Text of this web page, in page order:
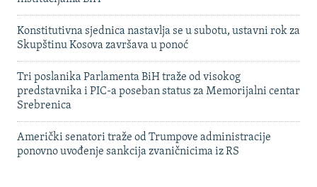
Konstitutivna sjednica nastavlja se u subotu, ustavni rok za
Skupštinu Kosova završava u ponoć
Tri poslanika Parlamenta BiH traže od visokog
predstavnika i PIC-a poseban status za Memorijalni centar
Srebrenica
Američki senatori traže od Trumpove administracije
ponovno uvođenje sankcija zvaničnicima iz RS